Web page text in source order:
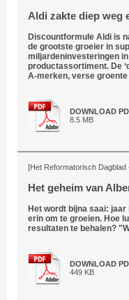
Aldi zakte diep weg
Discountformule Aldi is
de grootste groeier in
miljardeninvesteringen
productassortiment. De
A-merken, verse
DOWNLOAD
8.5 MB
[Het Reformatorisch Dagblad
Het geheim van
Het wordt bijna saai:
erin om te groeien. Hoe
resultaten te behalen?
DOWNLOAD
449 KB